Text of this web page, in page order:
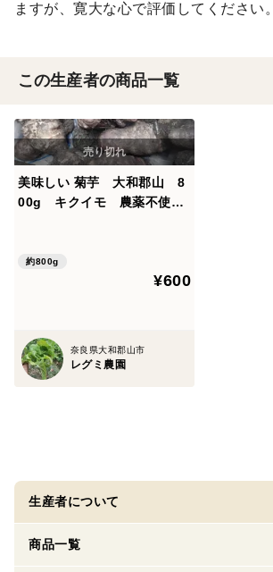
ますが、寛大な心で評価してください。
この生産者の商品一覧
美味しい 菊芋 大和郡山 8
00g キクイモ 農薬不使用
約800g
¥600
奈良県大和郡山市
レグミ農園
生産者について
商品一覧